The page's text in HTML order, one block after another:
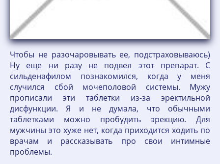
Чтобы не разочаровывать ее, подстраховываюсь)
Ну еще ни разу не подвел этот препарат. С
сильденафилом познакомился, когда у меня
случился сбой мочеполовой системы. Мужу
прописали эти таблетки из-за эректильной
дисфункции. Я и не думала, что обычными
таблетками можно пробудить эрекцию. Для
мужчины это хуже нет, когда приходится ходить по
врачам и рассказывать про свои интимные
проблемы.